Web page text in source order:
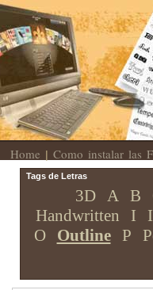
Home | Como instalar las
Tags de Letras
3D A B
Handwritten
I
O
Outline P